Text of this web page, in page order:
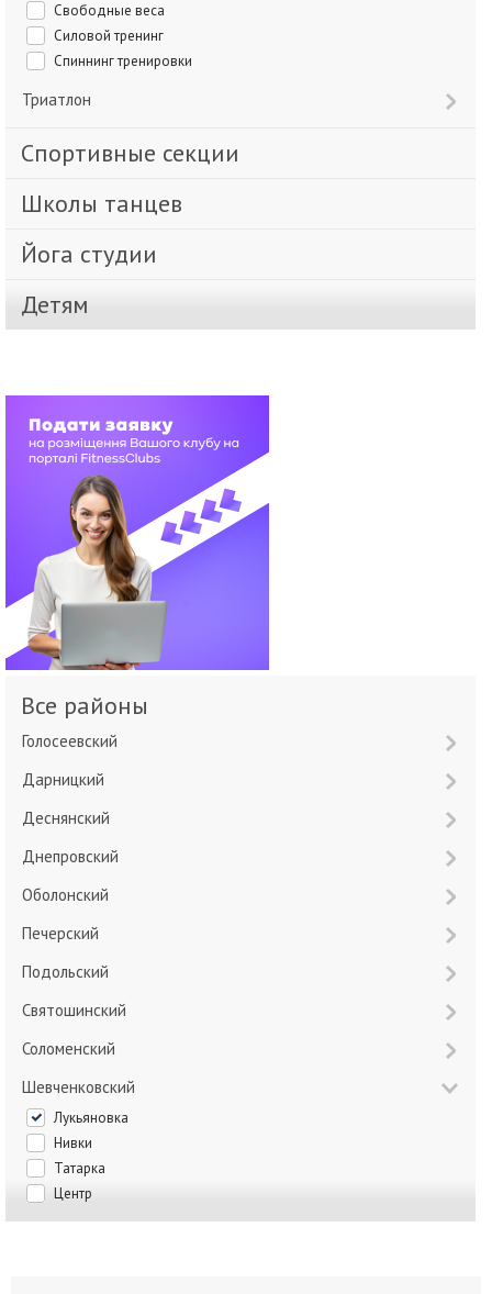
Свободные веса
Силовой тренинг
Спиннинг тренировки
Триатлон
Спортивные секции
Школы танцев
Йога студии
Детям
Все районы
Голосеевский
Дарницкий
Деснянский
Днепровский
Оболонский
Печерский
Подольский
Святошинский
Соломенский
Шевченковский
Лукьяновка
Нивки
Татарка
Центр